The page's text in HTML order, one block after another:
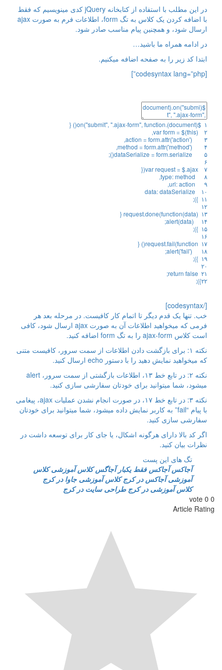
در این مطلب با استفاده از کتابخانه jQuery کدی مینویسیم که فقط
با اضافه کردن یک کلاس به تگ form، اطلاعات فرم به صورت ajax
ارسال شود، و همچنین پیام مناسب صادر شود.
در ادامه همراه ما باشید…
ابتدا کد زیر را به صفحه اضافه میکنیم.
۲
۳
۴
۵
۶
۷
۸
۹
۱۰
۱۱
۱۲
۱۳
۱۴
۱۵
۱۶
۱۷
۱۸
۱۹
۲۰
۲۱
۲۲
$
(
document
)
.
on("submit" ,".ajax-form" ,function
(
)
{
varform=$(this
,
action=form.attr('action'
,
method=form.attr('method'
,
dataSerialize=form.serialize
(
)
;
varrequest=$.ajax
(
{
type:method
,
url:action
,
data:dataSerialize
)
;
request.done(function(data
{
alert(data
;
)
;
request.fail(function
(
)
{
alert('fail'
;
)
;
returnfalse
;
}
)
;
[/codesyntax]
خب. تنها یک قدم دیگر تا اتمام کار کافیست. در مرحله بعد هر
فرمی که میخواهید اطلاعات آن به صورت ajax ارسال شود، کافی
است کلاس ajax-form را به تگ form اضافه کنید.
نکته ۱: برای بازگشت دادن اطلاعات از سمت سرور، کافیست متنی
که میخواهید نمایش دهید را با دستور echo ارسال کنید.
نکته ۲: در تابع خط ۱۳، اطلاعات بازگشتی از سمت سرور، alert
میشود، شما میتوانید برای خودتان سفارشی سازی کنید.
نکته ۳: در تابع خط ۱۷، در صورت انجام نشدن عملیات ajax، پیغامی
با پیام “fail” به کاربر نمایش داده میشود، شما میتوانید برای خودتان
سفارشی سازی کنید.
اگر کد بالا دارای هرگونه اشکال، یا جای کار برای توسعه داشت در
نظرات بیان کنید.
تگ های این پست
آجاکس آجاکس فقط یکبار آجاگس کلاس آموزشی کلاس
آموزشی آجاکس در کرج کلاس آموزشی جاوا در کرج
کلاس آموزشی در کرج طراحی سایت در کرج
0
0
vote
Article Rating